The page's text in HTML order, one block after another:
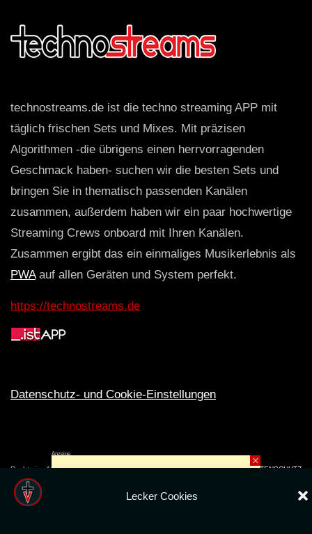
Lecker Cookies
technostreams.de ist die techno streaming APP mit
täglich frischen Sets und Mixes. Mit präzisen
Algorithmen -die übrigens einen herrvorragenden
Geschmack haben- suchen wir die besten Sets und
bringen Sie in thematisch passenden Kanälen
zusammen, außerdem haben wir ein paar hochwertige
Streaming Crews onboard mit Ihren Kanälen.
Zusammen ergibt das ein einmaliges Musikerlebnis als
PWAauf allen Geräten und System perfekt.
https://technostreams.de
Datenschutz- und Cookie-Einstellungen
Rechte ins All © 2024. Erstellt mitღfür die CLUBS und SZENE |Club.TV|DATENSCHUTZ
Anzeige
×